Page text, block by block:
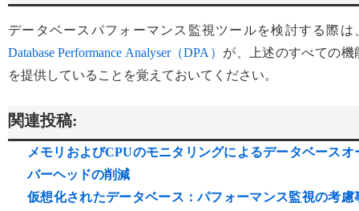
データベースパフォーマンス監視ツールを検討する際は
Database Performance Analyser（DPA） が、上述のすべての機
を提供していることを覚えておいてください。
関連投稿:
メモリおよびCPUのモニタリングによるデータベースオ
バーヘッドの削減
仮想化されたデータベース：パフォーマンス監視の考慮